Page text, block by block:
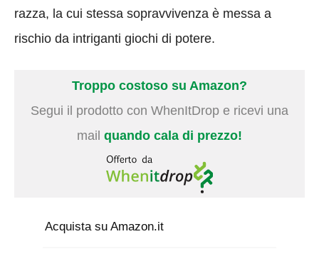
razza, la cui stessa sopravvivenza è messa a
rischio da intriganti giochi di potere.
Troppo costoso su Amazon?
Segui il prodotto con WhenItDrop e ricevi una
mail quando cala di prezzo!
Acquista su Amazon.it